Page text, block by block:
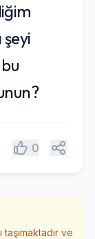
0 Paylaş
ve